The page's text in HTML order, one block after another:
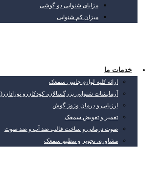
مزایای شنوایی دو گوشی
میزان کم شنوایی
خدمات ما
ارائه کلیه لوازم جانبی سمعک
آزمایشات شنوایی بزرگسالان، کودکان و نوزادان (ABR)
ارزیابی و درمان وزوز گوش
تعمیر و تعویض سمعک
صوت درمانی و ساخت قالب ضد آب و ضد صوت
مشاوره، تجویز و تنظیم سمعک